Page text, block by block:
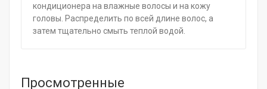
кондиционера на влажные волосы и на кожу
головы. Распределить по всей длине волос, а
затем тщательно смыть теплой водой.
Просмотренные